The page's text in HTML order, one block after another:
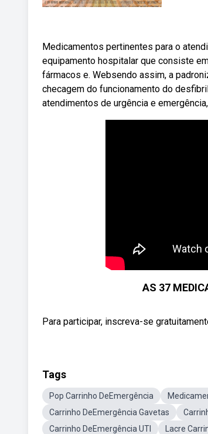
Medicamentos pertinentes para o
equipamento hospitalar que consiste
fármacos e. Websendo assim, a
checagem do funcionamento do
atendimentos de urgência e
AS 37
Para participar, inscreva-se
Tags
Pop Carrinho DeEmergência
Carrinho DeEmergência Gavetas
Carrinho DeEmergência UTI
Lacre